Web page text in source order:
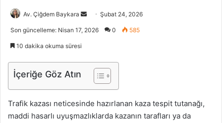
Av. Çiğdem Baykara
i
-
Şubat 24, 2026
Son güncelleme: Nisan 17, 2026 0 585
10 dakika okuma süresi
İçeriğe Göz Atın
Trafik kazası neticesinde hazırlanan kaza tespit tutanağı,
maddi hasarlı uyuşmazlıklarda kazanın tarafları ya da